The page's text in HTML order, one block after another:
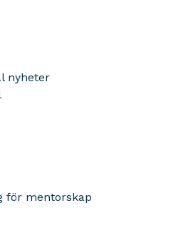
nyheter
för mentorskap